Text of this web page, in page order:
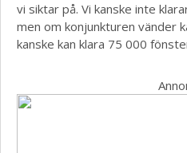
vi siktar på. Vi kanske inte
men om konjunkturen vänder
kanske kan klara 75 000